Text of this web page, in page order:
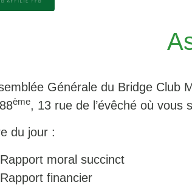
Générale du Bridge
ème, 13 rue de l’évêché où vous
du jour :
Rapport moral succinct
Rapport financier